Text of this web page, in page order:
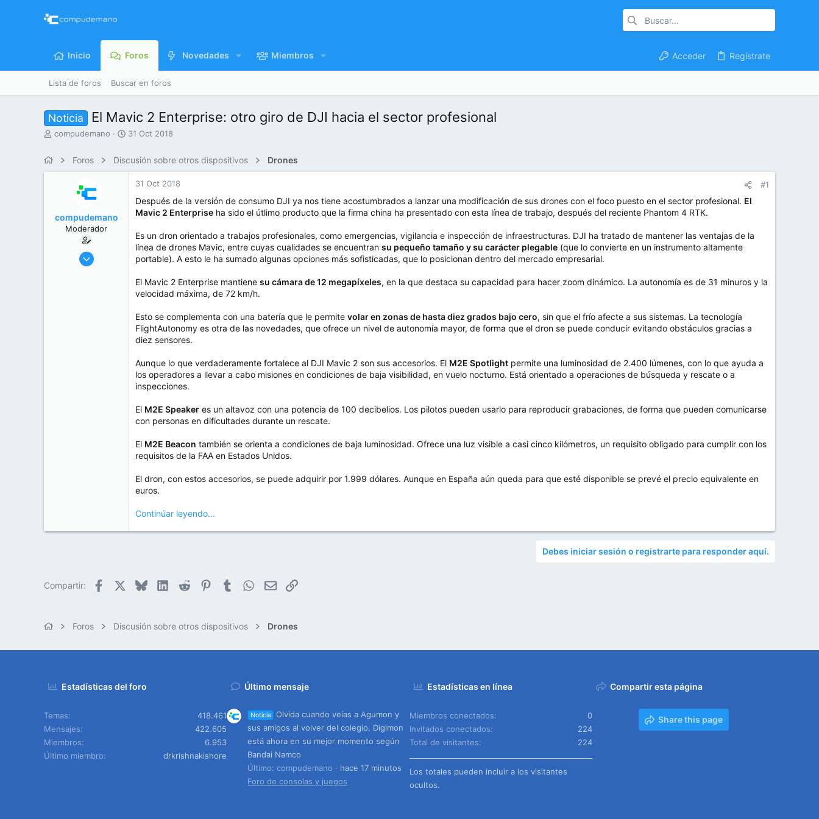
Inicio Foros Novedades Miembros Acceder Regístrate
Lista de foros Buscar en foros
Noticia El Mavic 2 Enterprise: otro giro de DJI hacia el sector profesional
I
r
compudemano
F
h
31 Oct 2018
Foros Discusión sobre otros dispositivos Drones
compudemano
Moderador
26 Jul 2013
31 Oct 2018 #1
Después de la versión de consumo DJI ya nos tiene acostumbrados a lanzar una modificación de sus drones con el foco puesto en el sector profesional. El
Mavic 2 Enterprise ha sido el útlimo producto que la firma china ha presentado con esta línea de trabajo, después del reciente Phantom 4 RTK.
Es un dron orientado a trabajos profesionales, como emergencias, vigilancia e inspección de infraestructuras. DJI ha tratado de mantener las ventajas de la
línea de drones Mavic, entre cuyas cualidades se encuentran su pequeño tamaño y su carácter plegable (que lo convierte en un instrumento altamente
portable). A esto le ha sumado algunas opciones más sofisticadas, que lo posicionan dentro del mercado empresarial.
El Mavic 2 Enterprise mantiene su cámara de 12 megapíxeles, en la que destaca su capacidad para hacer zoom dinámico. La autonomía es de 31 minuros y la
velocidad máxima, de 72 km/h.
Esto se complementa con una batería que le permite volar en zonas de hasta diez grados bajo cero, sin que el frío afecte a sus sistemas. La tecnología
FlightAutonomy es otra de las novedades, que ofrece un nivel de autonomía mayor, de forma que el dron se puede conducir evitando obstáculos gracias a
diez sensores.
Aunque lo que verdaderamente fortalece al DJI Mavic 2 son sus accesorios. El M2E Spotlight permite una luminosidad de 2.400 lúmenes, con lo que ayuda a
los operadores a llevar a cabo misiones en condiciones de baja visibilidad, en vuelo nocturno. Está orientado a operaciones de búsqueda y rescate o a
inspecciones.
El M2E Speaker es un altavoz con una potencia de 100 decibelios. Los pilotos pueden usarlo para reproducir grabaciones, de forma que pueden comunicarse
con personas en dificultades durante un rescate.
El M2E Beacon también se orienta a condiciones de baja luminosidad. Ofrece una luz visible a casi cinco kilómetros, un requisito obligado para cumplir con los
requisitos de la FAA en Estados Unidos.
El dron, con estos accesorios, se puede adquirir por 1.999 dólares. Aunque en España aún queda para que esté disponible se prevé el precio equivalente en
euros.
Continúar leyendo...
Debes iniciar sesión o registrarte para responder aquí.
Compartir: Facebook BlueskyLinkedIn
Reddit PinterestTumblr WhatsApp
EmailEnlace
Foros Discusión sobre otros dispositivos Drones
Estadísticas del foro
Temas
418.461
Mensajes
422.605
Miembros
6.953
Último miembro
drkrishnakishore
Último mensaje
Noticia
Olvida cuando veías a Agumon y
sus amigos al volver del colegio, Digimon
está ahora en su mejor momento según
Bandai Namco
Último: compudemano
hace 17 minutos
Foro de consolas y juegos
Estadísticas en línea
Miembros conectados
0
Invitados conectados
224
Total de visitantes
224
Los totales pueden incluir a los visitantes
ocultos.
Compartir esta página
Share this page